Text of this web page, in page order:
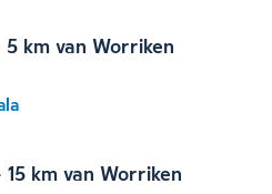
5 km van Worriken
15 km van Worriken